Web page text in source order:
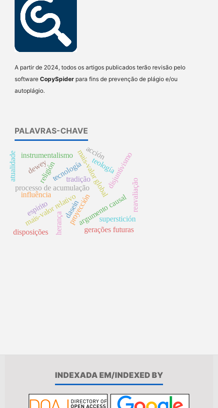
A partir de 2024, todos os artigos publicados terão revisão pelo
software CopySpider para fins de prevenção de plágio e/ou
autoplágio.
PALAVRAS-CHAVE
argumento causal
superstición
proyección
processo de acumulaçãomais-valor global
mais-valor relativo
disjuntivismo
religióntecnología
instrumentalismo
dewey teología
espirito
influência
dasein
herança
reavaliação
tradição
gerações futuras
disposições
acción
atualidade
INDEXADA EM/INDEXED BY